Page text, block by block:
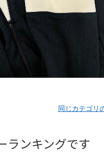
同じカテゴリ
ランキングです